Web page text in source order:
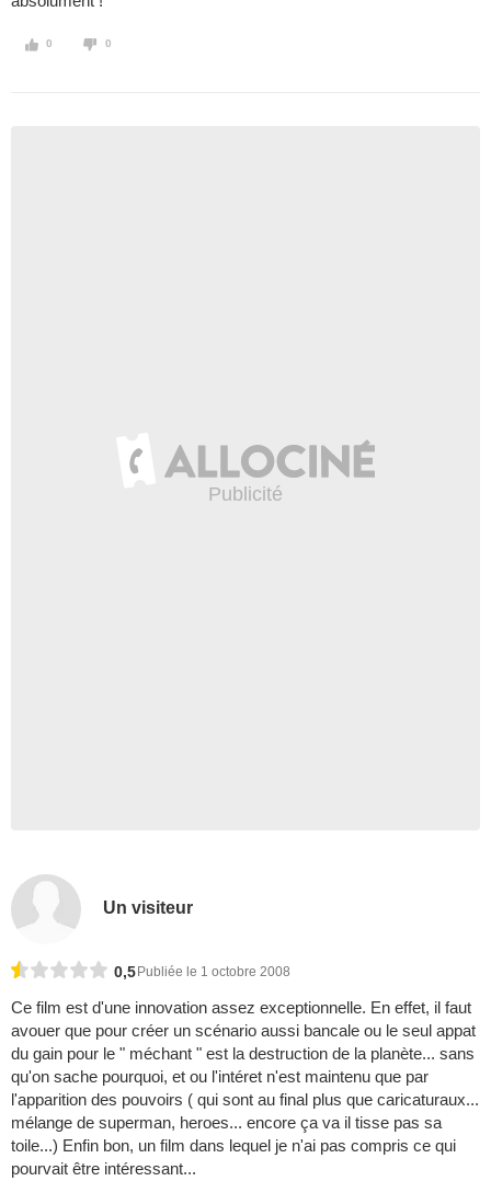
0 0
Un visiteur
0,5 Publiée le 1 octobre 2008
Ce film est d'une innovation assez exceptionnelle. En effet, il faut
avouer que pour créer un scénario aussi bancale ou le seul appat
du gain pour le " méchant " est la destruction de la planète... sans
qu'on sache pourquoi, et ou l'intéret n'est maintenu que par
l'apparition des pouvoirs ( qui sont au final plus que caricaturaux...
mélange de superman, heroes... encore ça va il tisse pas sa
toile...) Enfin bon, un film dans lequel je n'ai pas compris ce qui
pourvait être intéressant...